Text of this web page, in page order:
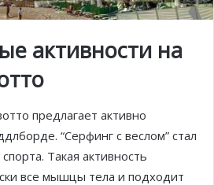
активности на
предлагает активно
“Серфинг с веслом” стал
Такая активность
все мышцы тела и подходит